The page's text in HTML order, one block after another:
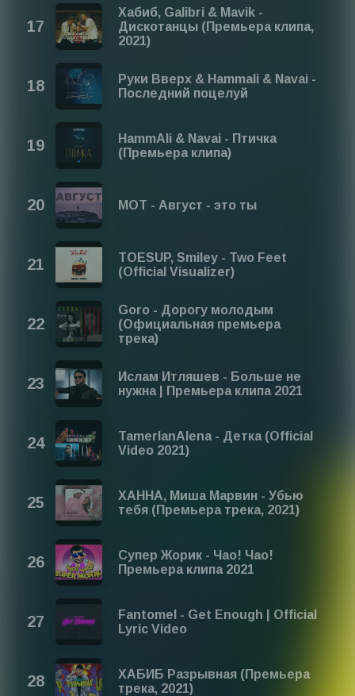
Хабиб, Galibri & Mavik -
Дискотанцы (Премьера клипа,
2021)
Руки Вверх & Hammali & Navai -
Последний поцелуй
HammAli & Navai - Птичка
(Премьера клипа)
МОТ - Август - это ты
TOESUP, Smiley - Two Feet
(Official Visualizer)
Goro - Дорогу молодым
(Официальная премьера
трека)
Ислам Итляшев - Больше не
нужна | Премьера клипа 2021
TamerlanAlena - Детка (Official
Video 2021)
ХАННА, Миша Марвин - Убью
тебя (Премьера трека, 2021)
Супер Жорик - Чао! Чао!
Премьера клипа 2021
Fantomel - Get Enough | Official
Lyric Video
ХАБИБ Разрывная (Премьера
трека, 2021)